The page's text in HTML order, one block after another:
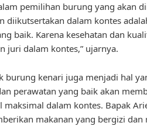
pemilihan burung yang akan
diikutsertakan dalam kontes
baik. Karena kesehatan dan
juri dalam kontes,” ujarnya.
burung kenari juga menjadi hal
perawatan yang baik akan
maksimal dalam kontes. Bapak
makanan yang bergizi